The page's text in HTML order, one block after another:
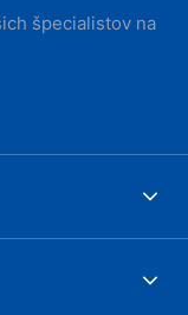
špecialistov na